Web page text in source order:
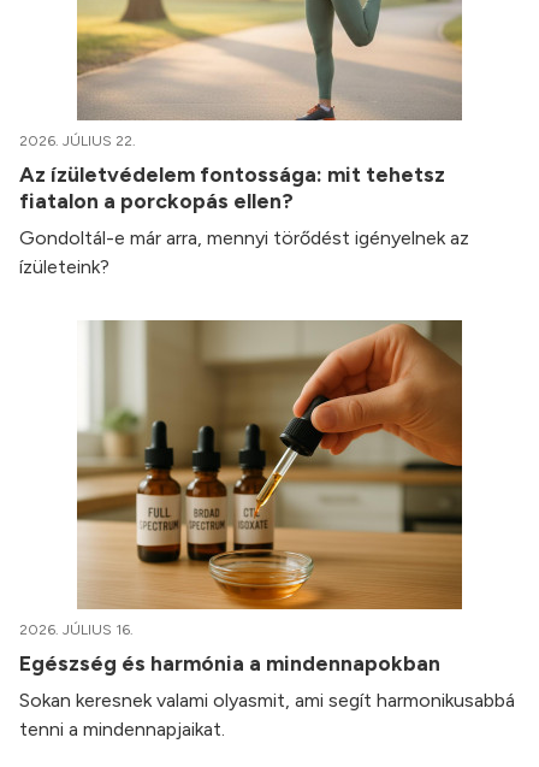
2026. JÚLIUS 22.
Az ízületvédelem fontossága: mit tehetsz
fiatalon a porckopás ellen?
Gondoltál-e már arra, mennyi törődést igényelnek az
ízületeink?
2026. JÚLIUS 16.
Egészség és harmónia a mindennapokban
Sokan keresnek valami olyasmit, ami segít harmonikusabbá
tenni a mindennapjaikat.